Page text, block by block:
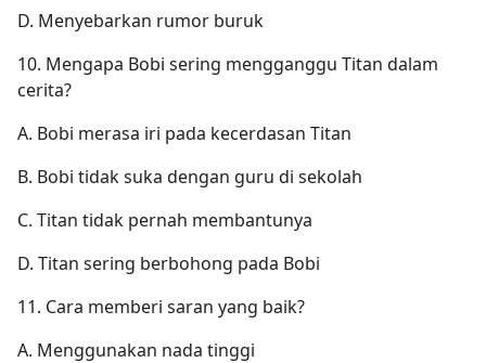
D. Menyebarkan rumor buruk
10. Mengapa Bobi sering mengganggu Titan dalam
cerita?
A. Bobi merasa iri pada kecerdasan Titan
B. Bobi tidak suka dengan guru di sekolah
C. Titan tidak pernah membantunya
D. Titan sering berbohong pada Bobi
11. Cara memberi saran yang baik?
A. Menggunakan nada tinggi